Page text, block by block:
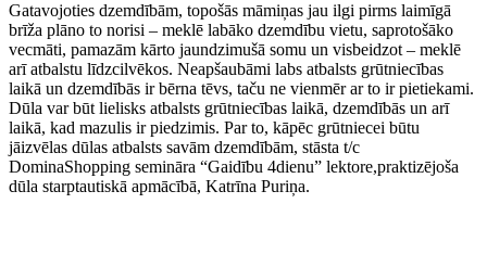
Gatavojoties dzemdībām, topošās māmiņas jau ilgi pirms laimīgā
brīža plāno to norisi – meklē labāko dzemdību vietu, saprotošāko
vecmāti, pamazām kārto jaundzimušā somu un visbeidzot – meklē
arī atbalstu līdzcilvēkos. Neapšaubāmi labs atbalsts grūtniecības
laikā un dzemdībās ir bērna tēvs, taču ne vienmēr ar to ir pietiekami.
Dūla var būt lielisks atbalsts grūtniecības laikā, dzemdībās un arī
laikā, kad mazulis ir piedzimis. Par to, kāpēc grūtniecei būtu
jāizvēlas dūlas atbalsts savām dzemdībām, stāsta t/c
DominaShopping semināra “Gaidību 4dienu” lektore,praktizējoša
dūla starptautiskā apmācībā, Katrīna Puriņa.